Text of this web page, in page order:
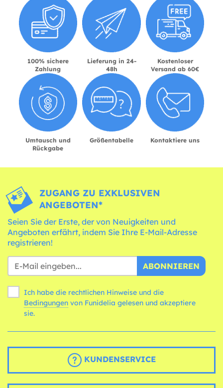
100% sichere
Zahlung
Lieferung in 24-
48h
Kostenloser
Versand ab 60€
Umtausch und
Rückgabe
Größentabelle Kontaktiere uns
ZUGANG ZU EXKLUSIVEN
ANGEBOTEN*
Seien Sie der Erste, der von Neuigkeiten und
Angeboten erfährt, indem Sie Ihre E-Mail-Adresse
registrieren!
ABONNIEREN
Ich habe die rechtlichen Hinweise und die
Bedingungen
sie.
KUNDENSERVICE